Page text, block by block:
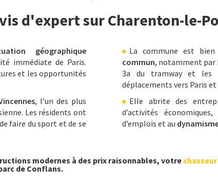
d'expert sur Charenton-le-
géographique
immédiate de Paris.
et les opportunités
, l’un des plus
Les résidents ont
faire du sport et de se
La commune est bien
commun, notamment par
3a du tramway et les
déplacements vers Paris
Elle abrite des
d’activités
d’emplois et au
modernes à des prix raisonnables, votre
de Conflans.